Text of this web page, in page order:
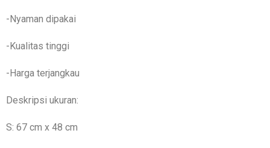
-Nyaman dipakai
-Kualitas tinggi
-Harga terjangkau
Deskripsi ukuran:
S: 67 cm x 48 cm